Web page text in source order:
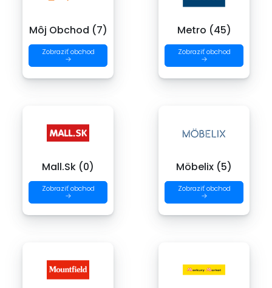
Môj Obchod (7)
Zobraziť obchod
→
Metro (45)
Zobraziť obchod
→
Mall.Sk (0)
Zobraziť obchod
→
Möbelix (5)
Zobraziť obchod
→